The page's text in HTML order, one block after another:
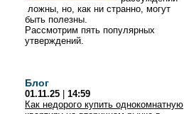
ложны, но, как ни странно, могут
быть полезны.
Рассмотрим пять популярных
утверждений.
Блог
01.11.25
14:59
Как недорого купить однокомнатную